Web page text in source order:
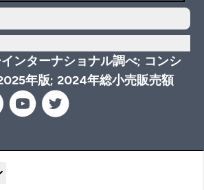
ンターナショナル調べ; コンシ
年版; 2024年総小売販売額